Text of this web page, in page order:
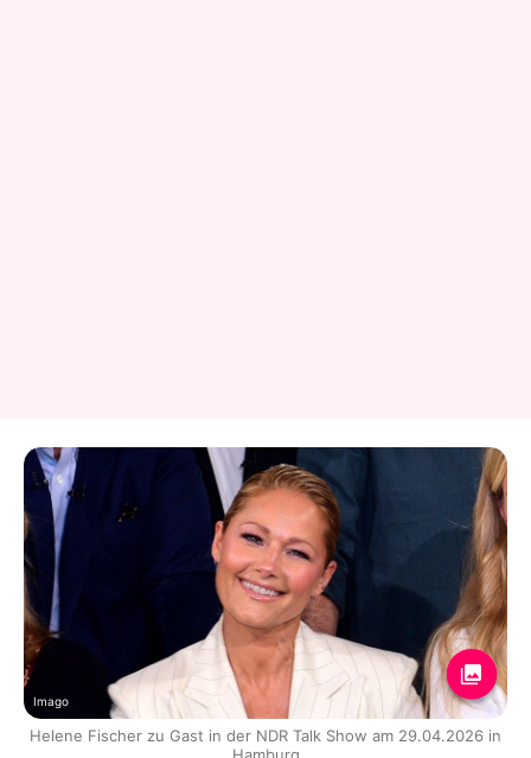
Imago
Helene Fischer zu Gast in der NDR Talk Show am 29.04.2026 in